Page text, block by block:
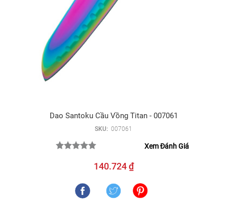
Dao Santoku Cầu Vồng Titan - 007061
SKU: 007061
Xem Đánh Giá
140.724 ₫